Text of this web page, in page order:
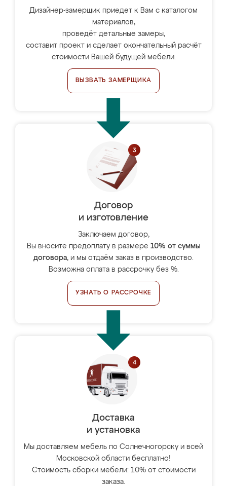
Дизайнер-замерщик приедет к Вам с каталогом
материалов,
проведёт детальные замеры,
составит проект и сделает окончательный расчёт
стоимости Вашей будущей мебели.
ВЫЗВАТЬ ЗАМЕРЩИКА
Договор
и изготовление
Заключаем договор,
Вы вносите предоплату в размере 10% от суммы
договора, и мы отдаём заказ в производство.
Возможна оплата в рассрочку без %.
УЗНАТЬ О РАССРОЧКЕ
Доставка
и установка
Мы доставляем мебель по Солнечногорску и всей
Московской области бесплатно!
Стоимость сборки мебели: 10% от стоимости
заказа.